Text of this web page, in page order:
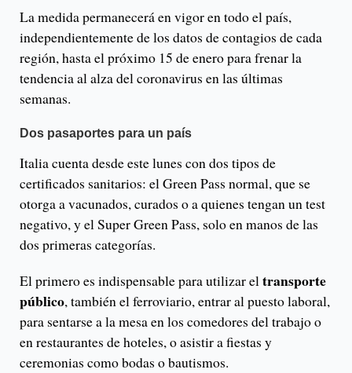
La medida permanecerá en vigor en todo el país,
independientemente de los datos de contagios de cada
región, hasta el próximo 15 de enero para frenar la
tendencia al alza del coronavirus en las últimas
semanas.
Dos pasaportes para un país
Italia cuenta desde este lunes con dos tipos de
certificados sanitarios: el Green Pass normal, que se
otorga a vacunados, curados o a quienes tengan un test
negativo, y el Super Green Pass, solo en manos de las
dos primeras categorías.
El primero es indispensable para utilizar eltransporte
público, también el ferroviario, entrar al puesto laboral,
para sentarse a la mesa en los comedores del trabajo o
en restaurantes de hoteles, o asistir a fiestas y
ceremonias como bodas o bautismos.